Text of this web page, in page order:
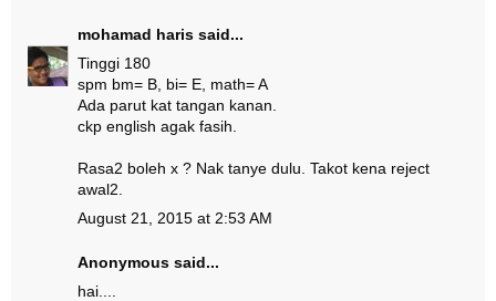
mohamad haris said...
Tinggi 180
spm bm= B, bi= E, math= A
Ada parut kat tangan kanan.
ckp english agak fasih.
Rasa2 boleh x ? Nak tanye dulu. Takot kena reject
awal2.
August 21, 2015 at 2:53 AM
Anonymous said...
hai....